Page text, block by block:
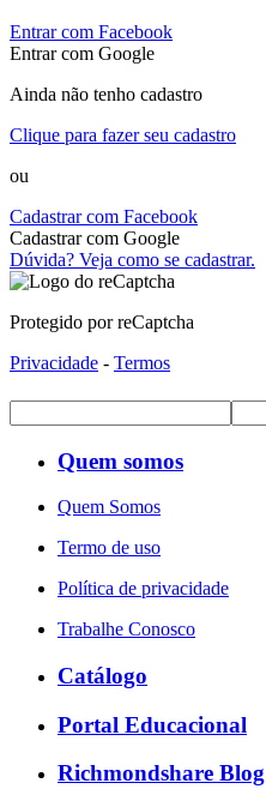
Entrar com Facebook
Entrar com Google
Ainda não tenho cadastro
Clique para fazer seu cadastro
ou
Cadastrar com Facebook
Cadastrar com Google
Dúvida? Veja como se cadastrar.
Protegido por reCaptcha
Privacidade - Termos
Quem somos
Quem Somos
Termo de uso
Política de privacidade
Trabalhe Conosco
Catálogo
Portal Educacional
Richmondshare Blog